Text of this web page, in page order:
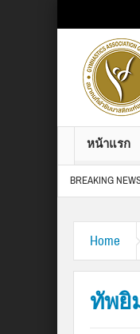
หน้าแรก
BREAKING
ระเทศไทย ขอขอบคุณ : เปียง ศูนย์เ
Home
ทัพยิ